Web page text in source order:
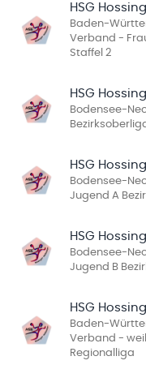
HSG
Baden-
Verband -
Staffel 2
HSG
Bodensee-
HSG
Bodensee-
Jugend A
HSG
Bodensee-
Jugend B
HSG
Baden-
Verband -
Regionalliga